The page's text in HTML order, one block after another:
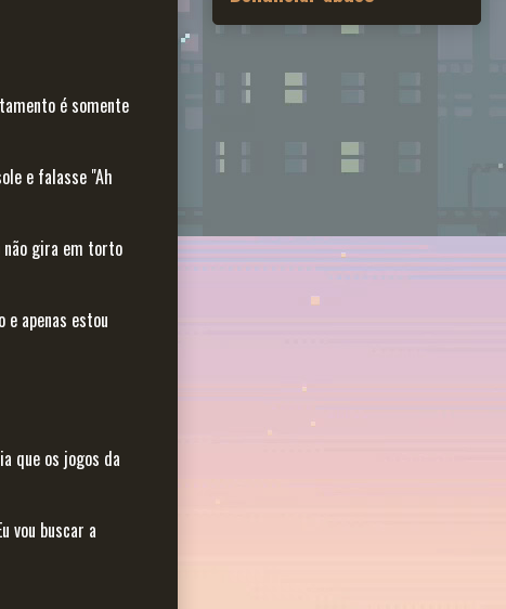
é somente
e falasse "Ah
não gira em torto
apenas estou
que os jogos da
vou buscar a